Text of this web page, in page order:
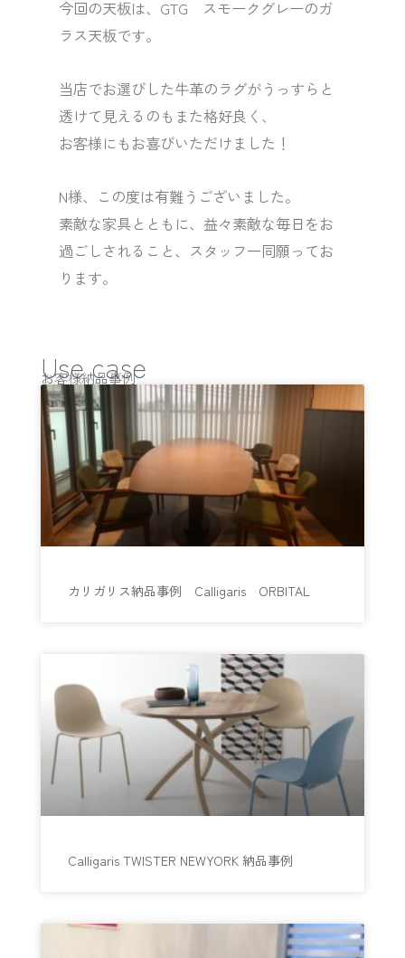
今回の天板は、GTG スモークグレーのガ
ラス天板です。
当店でお選びした牛革のラグがうっすらと
透けて見えるのもまた格好良く、
お客様にもお喜びいただけました！
N様、この度は有難うございました。
素敵な家具とともに、益々素敵な毎日をお
過ごしされること、スタッフ一同願ってお
ります。
Use case
お客様納品事例
カリガリス納品事例 Calligaris ORBITAL
Calligaris TWISTER NEWYORK 納品事例